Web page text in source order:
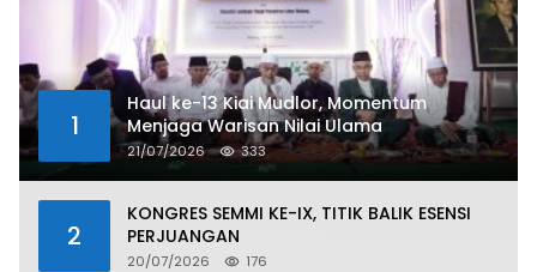
1
Haul ke-13 Kiai Mudlor, Momentum
Menjaga Warisan Nilai Ulama
21/07/2026 333
2
KONGRES SEMMI KE-IX, TITIK BALIK ESENSI
PERJUANGAN
20/07/2026 176